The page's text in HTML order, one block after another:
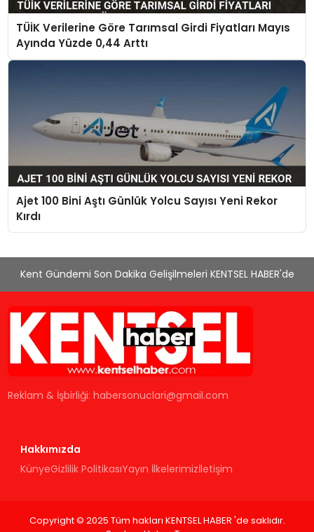
TÜİK Verilerine Göre Tarımsal Girdi Fiyatları Mayıs
Ayında Yüzde 0,44 Arttı
Ajet 100 Bini Aştı Günlük Yolcu Sayısı Yeni Rekor
Kırdı
Kent Gündemi Son Dakika Gelişilmeleri KENTSEL HABER'de
Reklam & İşbirliği:habersonuclari@gmail.com
Hakkımızda
KünyeGizlilik PolitikasıYayın İlkelerimizİletişim
Copyright © 2025 Tüm hakları KENTSEL HABER 'de saklıdır.